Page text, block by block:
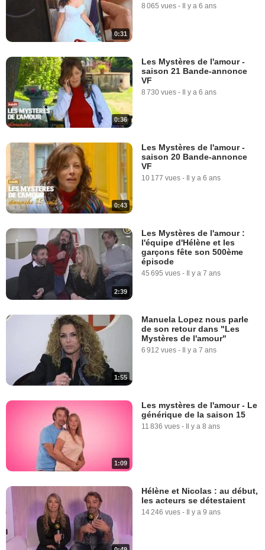
0:31
8 065 vues - Il y a 6 ans
0:36
Les Mystères de l'amour -
saison 21 Bande-annonce
VF
8 730 vues - Il y a 6 ans
0:43
Les Mystères de l'amour -
saison 20 Bande-annonce
VF
10 177 vues - Il y a 6 ans
2:39
Les Mystères de l'amour :
l'équipe d'Hélène et les
garçons fête son 500ème
épisode
45 695 vues - Il y a 7 ans
1:55
Manuela Lopez nous parle
de son retour dans "Les
Mystères de l'amour"
6 912 vues - Il y a 7 ans
1:09
Les mystères de l'amour - Le
générique de la saison 15
11 836 vues - Il y a 8 ans
Hélène et Nicolas : au début,
les acteurs se détestaient
14 246 vues - Il y a 9 ans